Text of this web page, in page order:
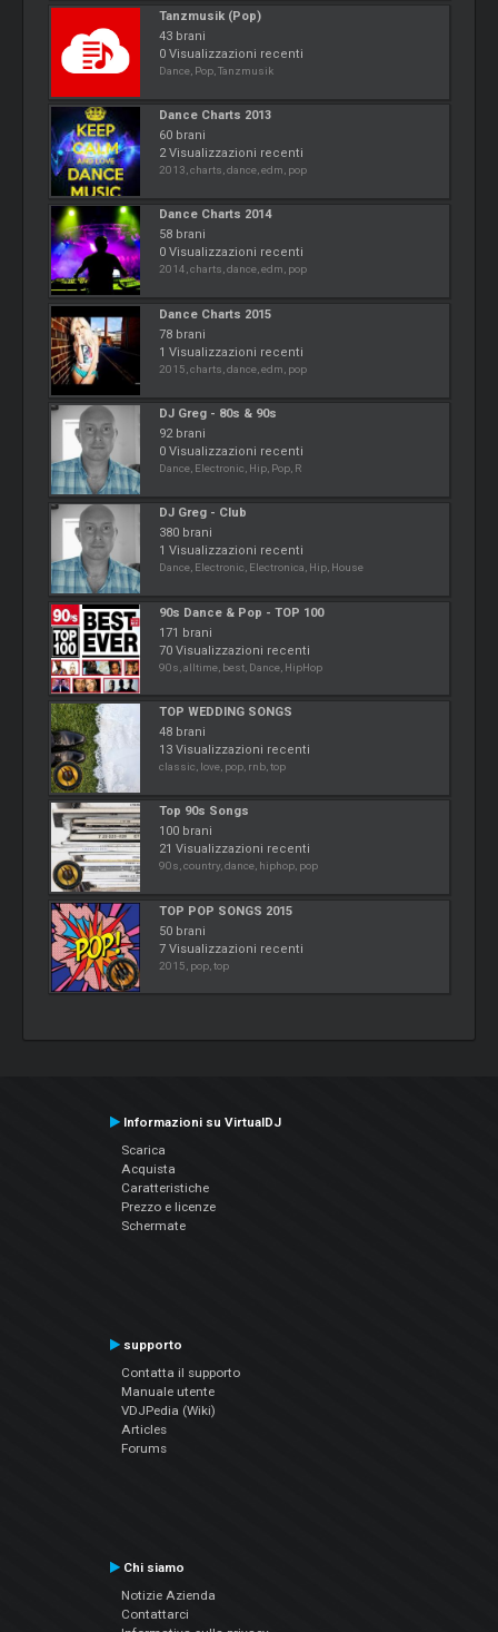
Tanzmusik (Pop)
43 brani
0 Visualizzazioni recenti
Dance, Pop, Tanzmusik
Dance Charts 2013
60 brani
2 Visualizzazioni recenti
2013, charts, dance, edm, pop
Dance Charts 2014
58 brani
0 Visualizzazioni recenti
2014, charts, dance, edm, pop
Dance Charts 2015
78 brani
1 Visualizzazioni recenti
2015, charts, dance, edm, pop
DJ Greg - 80s & 90s
92 brani
0 Visualizzazioni recenti
Dance, Electronic, Hip, Pop, R
DJ Greg - Club
380 brani
1 Visualizzazioni recenti
Dance, Electronic, Electronica, Hip, House
90s Dance & Pop - TOP 100
171 brani
70 Visualizzazioni recenti
90s, alltime, best, Dance, HipHop
TOP WEDDING SONGS
48 brani
13 Visualizzazioni recenti
classic, love, pop, rnb, top
Top 90s Songs
100 brani
21 Visualizzazioni recenti
90s, country, dance, hiphop, pop
TOP POP SONGS 2015
50 brani
7 Visualizzazioni recenti
2015, pop, top
Informazioni su VirtualDJ
Scarica
Acquista
Caratteristiche
Prezzo e licenze
Schermate
supporto
Contatta il supporto
Manuale utente
VDJPedia (Wiki)
Articles
Forums
Chi siamo
Notizie Azienda
Contattarci